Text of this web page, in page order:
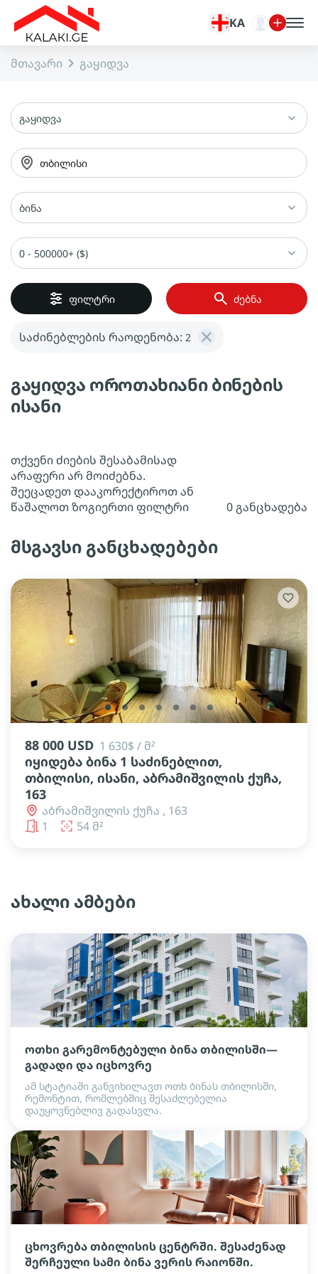
KA
მთავარი გაყიდვა
გაყიდვა
თბილისი
ბინა
0 - 500000+ ($)
ფილტრი ძებნა
საძინებლების რაოდენობა: 2
გაყიდვა ოროთახიანი ბინების
ისანი
თქვენი ძიების შესაბამისად
არაფერი არ მოიძებნა.
შეეცადეთ დააკორექტიროთ ან
წაშალოთ ზოგიერთი ფილტრი
0 განცხადება
მსგავსი განცხადებები
lens lens lens lens lens lens lens
88 000 USD 1 630$ / მ²
იყიდება ბინა 1 საძინებლით,
თბილისი, ისანი, აბრამიშვილის ქუჩა,
163
აბრამიშვილის ქუჩა , 163
1
54 მ²
ახალი ამბები
ოთხი გარემონტებული ბინა თბილისში—
გადადი და იცხოვრე
ამ სტატიაში განვიხილავთ ოთხ ბინას თბილისში,
რემონტით, რომლებშიც შესაძლებელია
დაუყოვნებლივ გადასვლა.
ცხოვრება თბილისის ცენტრში. შესაძენად
შერჩეული სამი ბინა ვერის რაიონში.